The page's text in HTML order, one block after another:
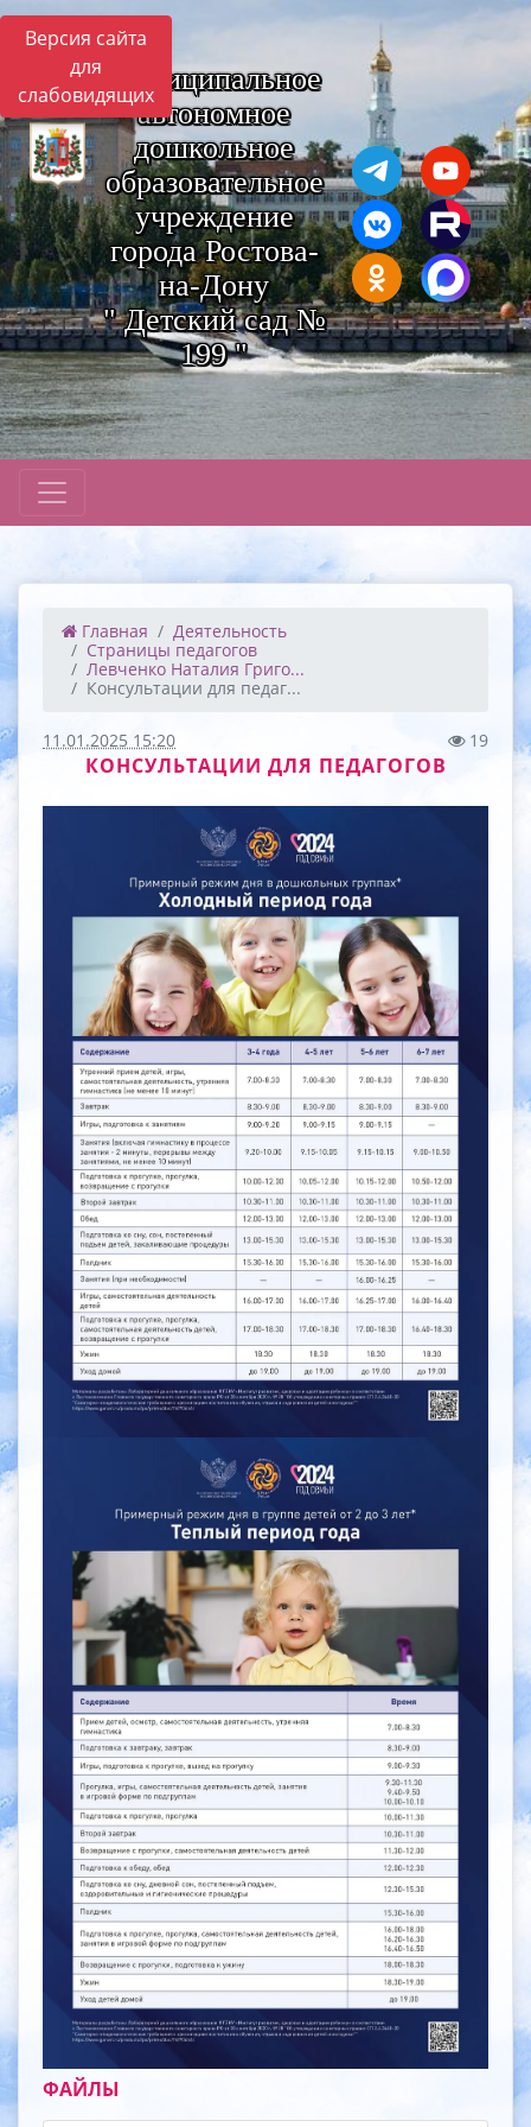
Версия сайта
для
слабовидящихМуниципальное
автономное
дошкольное
образовательное
учреждение
города Ростова-
на-Дону
" Детский сад №
199 "
Главная
Деятельность
Страницы педагогов
Левченко Наталия Григо...
Консультации для педаг...
11.01.2025 15:20 19
КОНСУЛЬТАЦИИ ДЛЯ ПЕДАГОГОВ
ФАЙЛЫ